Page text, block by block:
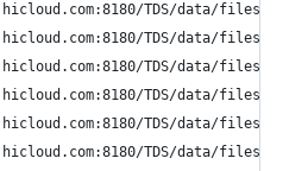
TDS/data/files/p9/
TDS/data/files/p9/
TDS/data/files/
TDS/data/files/p9/
TDS/data/files/p9/
TDS/data/files/p9/